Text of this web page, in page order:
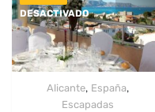
DESACTIVADO
Alicante, España,
Escapadas